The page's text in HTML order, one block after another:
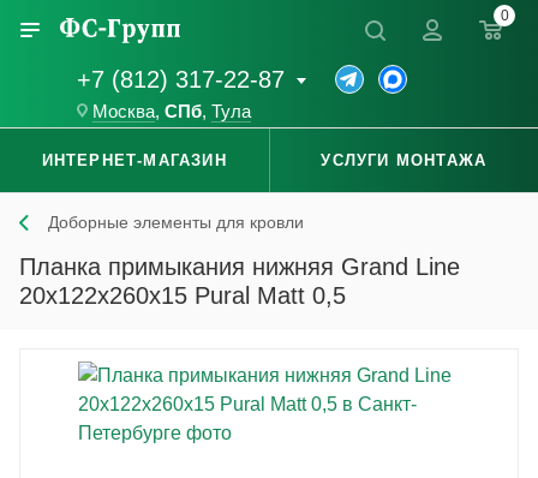
+7 (812) 317-22-87
Москва, СПб, Тула
0
ИНТЕРНЕТ-МАГАЗИН УСЛУГИ МОНТАЖА
Доборные элементы для кровли
Планка примыкания нижняя Grand Line
20x122x260x15 Pural Matt 0,5